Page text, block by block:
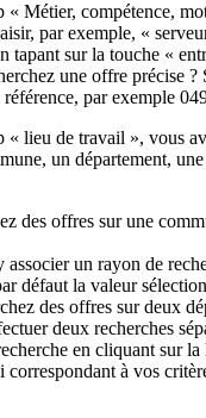
« Métier, compétence,
par exemple, «
tapant sur la touche «
une offre précise ?
référence, par exemple
« lieu de travail », vous
un département,
des offres sur une
associer un rayon de
défaut la valeur
des offres sur deux
deux recherches
en cliquant sur la
à vos